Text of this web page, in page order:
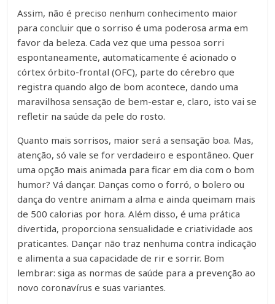
Assim, não é preciso nenhum conhecimento maior
para concluir que o sorriso é uma poderosa arma em
favor da beleza. Cada vez que uma pessoa sorri
espontaneamente, automaticamente é acionado o
córtex órbito-frontal (OFC), parte do cérebro que
registra quando algo de bom acontece, dando uma
maravilhosa sensação de bem-estar e, claro, isto vai se
refletir na saúde da pele do rosto.
Quanto mais sorrisos, maior será a sensação boa. Mas,
atenção, só vale se for verdadeiro e espontâneo. Quer
uma opção mais animada para ficar em dia com o bom
humor? Vá dançar. Danças como o forró, o bolero ou
dança do ventre animam a alma e ainda queimam mais
de 500 calorias por hora. Além disso, é uma prática
divertida, proporciona sensualidade e criatividade aos
praticantes. Dançar não traz nenhuma contra indicação
e alimenta a sua capacidade de rir e sorrir. Bom
lembrar: siga as normas de saúde para a prevenção ao
novo coronavírus e suas variantes.